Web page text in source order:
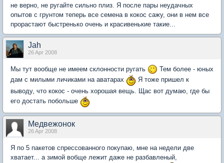
не верно, не ругайте сильно плиз. Я после пары неудачных
опытов с грунтом теперь все семена в кокос сажу, они в нем все
прорастают быстренько очень и красивенькие такие...
Jah
26 Apr 2008
Мы тут вообще не имеем склонности ругать
Тем более - юных
дам с милыми личиками на аватарах
Я тоже пришел к
выводу, что кокос - очень хорошая вещь. Щас вот думаю, где бы
его достать побольше
Медвежонок
26 Apr 2008
Я по 5 пакетов спрессованного покупаю, мне на недели две
хватает... а зимой вобще лежит даже не разбавленый,